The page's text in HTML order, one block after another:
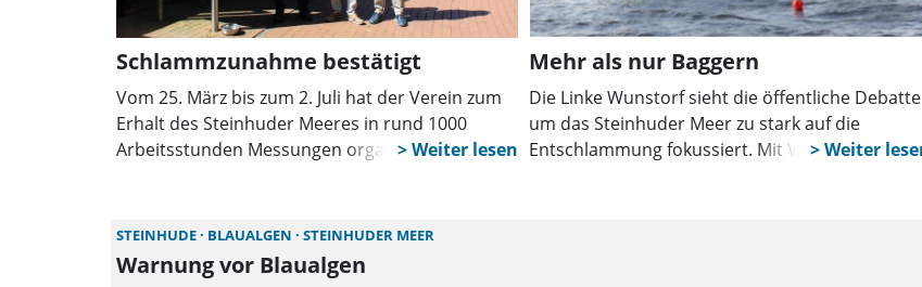
Schlammzunahme bestätigt
Vom 25. März bis zum 2. Juli hat der Verein zum
Erhalt des Steinhuder Meeres in rund 1000
Arbeitsstunden Messungen organisiert und
Mehr als nur Baggern
Die Linke Wunstorf sieht die öffentliche Debatte
um das Steinhuder Meer zu stark auf die
Entschlammung fokussiert. Mit Verweis auf den
STEINHUDE BLAUALGEN STEINHUDER MEER
Warnung vor Blaualgen